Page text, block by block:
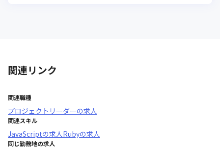
関連リンク
関連職種
プロジェクトリーダーの求人
関連スキル
JavaScriptの求人Rubyの求人
同じ勤務地の求人